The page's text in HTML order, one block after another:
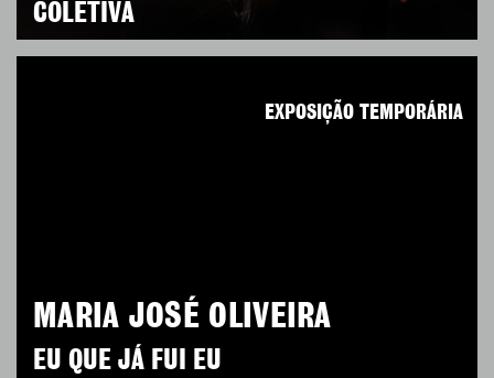
COLETIVA
MARIA JOSÉ OLIVEIRA
EU QUE JÁ FUI EU
EXPOSIÇÃO TEMPORÁRIA